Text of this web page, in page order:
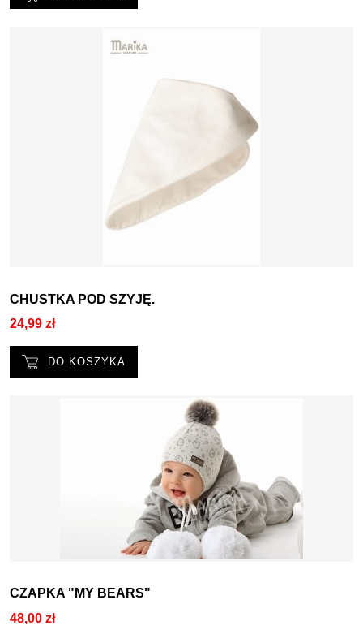
CHUSTKA POD SZYJĘ.
24,99 zł
DO KOSZYKA
CZAPKA "MY BEARS"
48,00 zł